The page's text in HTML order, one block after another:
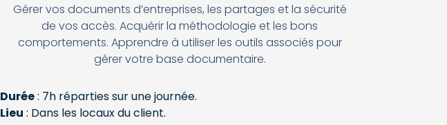
Gérer vos documents d’entreprises, les partages et la sécurité
de vos accès. Acquérir la méthodologie et les bons
comportements. Apprendre à utiliser les outils associés pour
gérer votre base documentaire.
Durée: 7h réparties sur une journée.
Lieu : Dans les locaux du client.